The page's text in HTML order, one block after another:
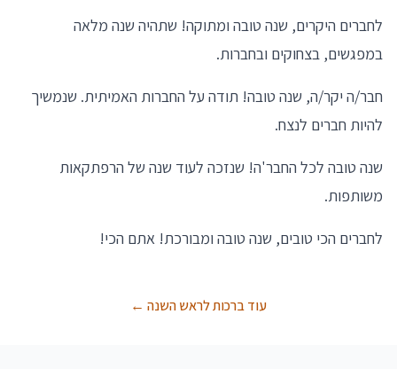
לחברים היקרים, שנה טובה ומתוקה! שתהיה שנה מלאה
במפגשים, בצחוקים ובחברות.
חבר/ה יקר/ה, שנה טובה! תודה על החברות האמיתית. שנמשיך
להיות חברים לנצח.
שנה טובה לכל החבר'ה! שנזכה לעוד שנה של הרפתקאות
משותפות.
לחברים הכי טובים, שנה טובה ומבורכת! אתם הכי!
עוד ברכות לראש השנה ←